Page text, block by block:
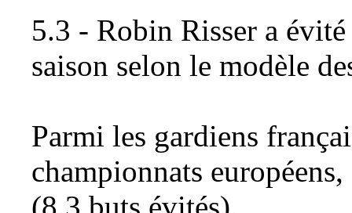
5.3 - Robin Risser a
saison selon le modèle
Parmi les gardiens
championnats